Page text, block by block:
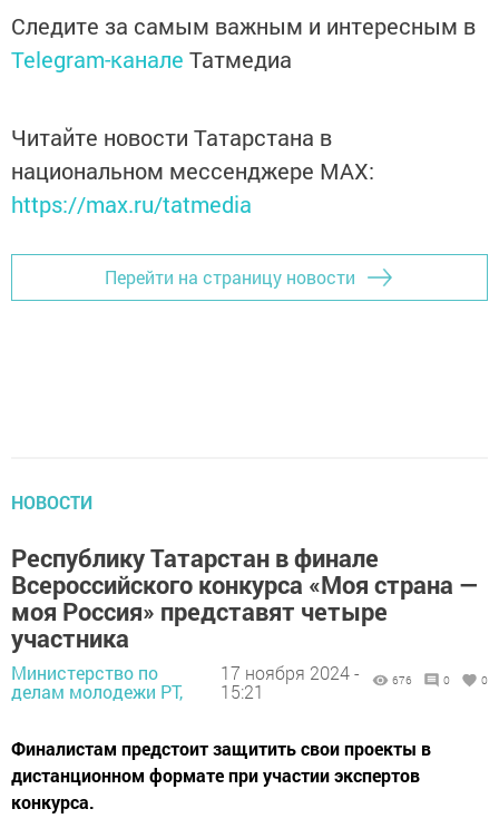
Следите за самым важным и интересным в
Telegram-канале Татмедиа
Читайте новости Татарстана в
национальном мессенджере MАХ:
https://max.ru/tatmedia
Перейти на страницу новости
НОВОСТИ
Республику Татарстан в финале
Всероссийского конкурса «Моя страна —
моя Россия» представят четыре
участника
Министерство по
делам молодежи РТ,
17 ноября 2024 -
15:21
676 0 0
Финалистам предстоит защитить свои проекты в
дистанционном формате при участии экспертов
конкурса.